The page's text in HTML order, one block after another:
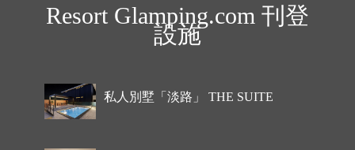
Resort Glamping.com 刊登
設施
私人別墅「淡路」 THE SUITE